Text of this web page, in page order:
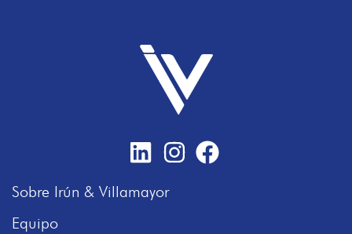
Sobre Irún & Villamayor
Equipo